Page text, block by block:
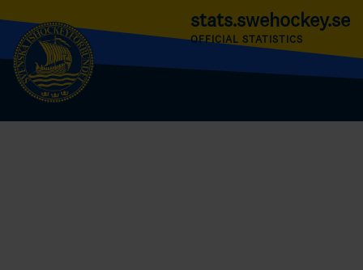
stats.swehockey.se
OFFICIAL STATISTICS